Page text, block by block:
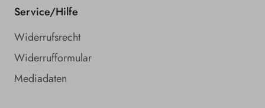
Service/Hilfe
Widerrufsrecht
Widerrufformular
Mediadaten